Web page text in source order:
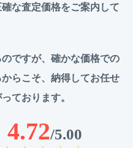
な査定価格をご案内して
ですが、 確かな価格での
らこそ、 納得してお任せ
ております。
4.72/5.00